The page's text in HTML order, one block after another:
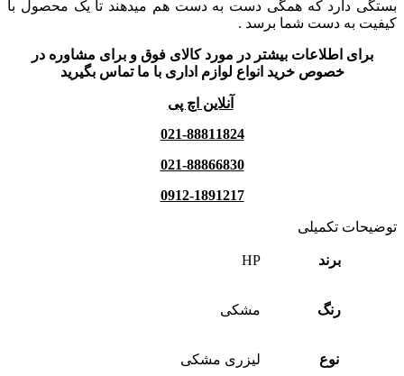
بستگی دارد که همگی دست به دست هم میدهند تا یک محصول با
کیفیت به دست شما برسد .
برای اطلاعات بیشتر در مورد کالای فوق و برای مشاوره در
خصوص خرید انواع لوازم اداری با ما تماس بگیرید
آنلاین اچ پی
021-88811824
021-88866830
0912-1891217
توضیحات تکمیلی
برند HP
رنگ مشکی
نوع لیزری مشکی